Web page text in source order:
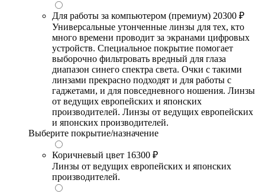
Для работы за компьютером (премиум) 20300 ₽
Универсальные утонченные линзы для тех, кто
много времени проводит за экранами цифровых
устройств. Специальное покрытие помогает
выборочно фильтровать вредный для глаза
диапазон синего спектра света. Очки с такими
линзами прекрасно подходят и для работы с
гаджетами, и для повседневного ношения. Линзы
от ведущих европейских и японских
производителей. Линзы от ведущих европейских
и японских производителей.
Выберите покрытие/назначение
Коричневый цвет 16300 ₽
Линзы от ведущих европейских и японских
производителей.